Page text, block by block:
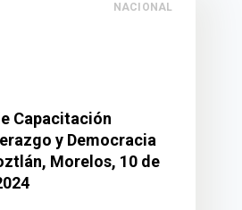
NACIONAL
Capacitación
y Democracia
Morelos, 10 de